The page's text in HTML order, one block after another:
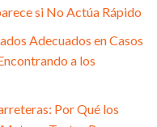
si No Actúa Rápido
Adecuados en Casos
a los
Por Qué los